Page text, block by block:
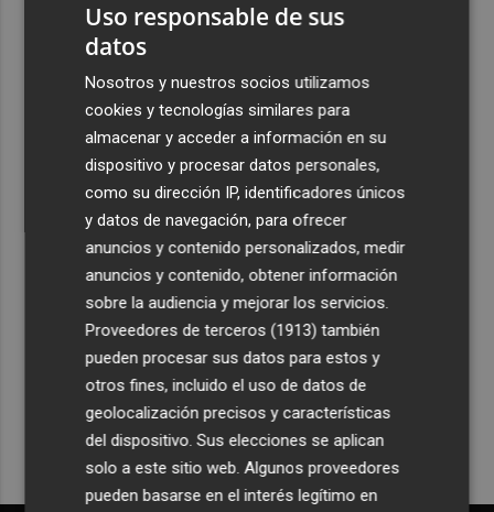
el día del eclipse
queremos ver en la Liga”
Ocho helicópteros, un avión y más de 100 brigadas se
movilizan en Moratalla por un incendio forestal
Recibe toda la actualidad de
Plaza Podcast en tu correo
Quiero suscribirme
Uso responsable de sus
datos
Nosotros y nuestros socios utilizamos
cookies y tecnologías similares para
almacenar y acceder a información en su
dispositivo y procesar datos personales,
como su dirección IP, identificadores únicos
y datos de navegación, para ofrecer
anuncios y contenido personalizados, medir
anuncios y contenido, obtener información
sobre la audiencia y mejorar los servicios.
Proveedores de terceros (1913) también
pueden procesar sus datos para estos y
otros fines, incluido el uso de datos de
geolocalización precisos y características
del dispositivo. Sus elecciones se aplican
solo a este sitio web. Algunos proveedores
pueden basarse en el interés legítimo en